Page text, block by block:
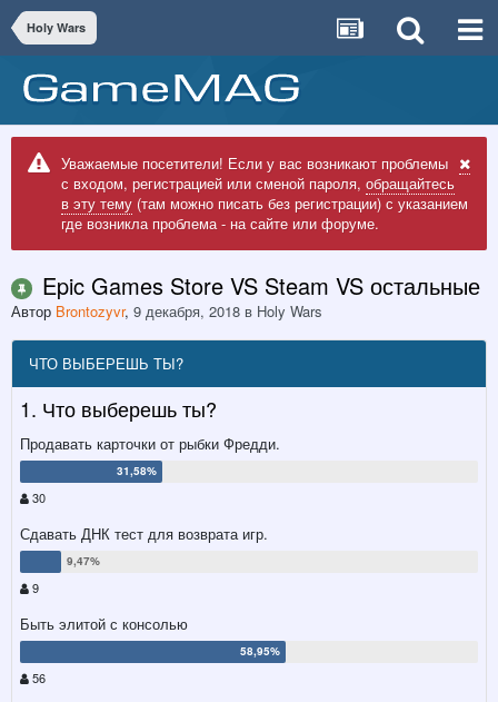
Holy Wars
Уважаемые посетители! Если у вас возникают проблемы
с входом, регистрацией или сменой пароля, обращайтесь
в эту тему (там можно писать без регистрации) с указанием
где возникла проблема - на сайте или форуме.
Epic Games Store VS Steam VS остальные
Автор Brontozyvr, 9 декабря, 2018 в Holy Wars
ЧТО ВЫБЕРЕШЬ ТЫ?
1. Что выберешь ты?
Продавать карточки от рыбки Фредди.
30
Сдавать ДНК тест для возврата игр.
9
Быть элитой с консолью
56